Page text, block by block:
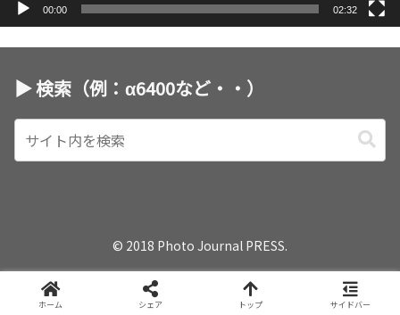
00:00 02:32
▶︎ 検索（例：α6400など・・）
© 2018 Photo Journal PRESS.
ホーム シェア トップ サイドバー